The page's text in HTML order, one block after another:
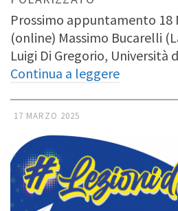
Prossimo appuntamento 18
(online) Massimo Bucarelli
Luigi Di Gregorio, Università
Continua a leggere
17 MARZO 2025